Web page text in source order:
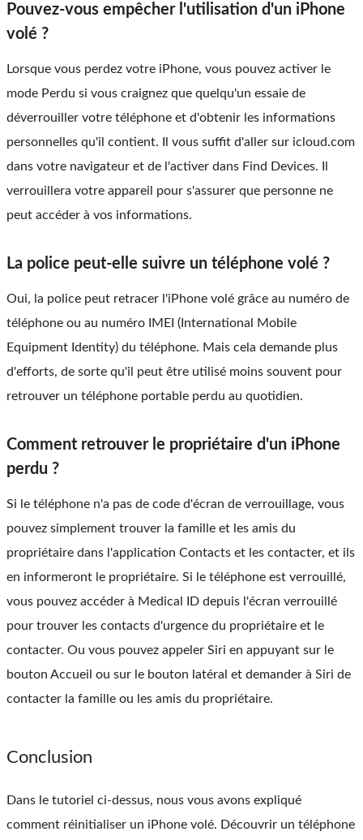
Pouvez-vous empêcher l'utilisation d'un iPhone
volé ?
Lorsque vous perdez votre iPhone, vous pouvez activer le
mode Perdu si vous craignez que quelqu'un essaie de
déverrouiller votre téléphone et d'obtenir les informations
personnelles qu'il contient. Il vous suffit d'aller sur icloud.com
dans votre navigateur et de l'activer dans Find Devices. Il
verrouillera votre appareil pour s'assurer que personne ne
peut accéder à vos informations.
La police peut-elle suivre un téléphone volé ?
Oui, la police peut retracer l'iPhone volé grâce au numéro de
téléphone ou au numéro IMEI (International Mobile
Equipment Identity) du téléphone. Mais cela demande plus
d'efforts, de sorte qu'il peut être utilisé moins souvent pour
retrouver un téléphone portable perdu au quotidien.
Comment retrouver le propriétaire d'un iPhone
perdu ?
Si le téléphone n'a pas de code d'écran de verrouillage, vous
pouvez simplement trouver la famille et les amis du
propriétaire dans l'application Contacts et les contacter, et ils
en informeront le propriétaire. Si le téléphone est verrouillé,
vous pouvez accéder à Medical ID depuis l'écran verrouillé
pour trouver les contacts d'urgence du propriétaire et le
contacter. Ou vous pouvez appeler Siri en appuyant sur le
bouton Accueil ou sur le bouton latéral et demander à Siri de
contacter la famille ou les amis du propriétaire.
Conclusion
Dans le tutoriel ci-dessus, nous vous avons expliqué
comment réinitialiser un iPhone volé. Découvrir un téléphone